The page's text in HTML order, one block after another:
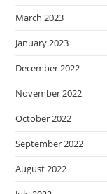
March 2023
January 2023
December 2022
November 2022
October 2022
September 2022
August 2022